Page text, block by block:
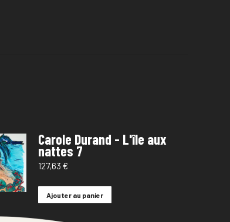
Carole Durand - L'île aux
nattes 7
127,63 €
Ajouter au panier